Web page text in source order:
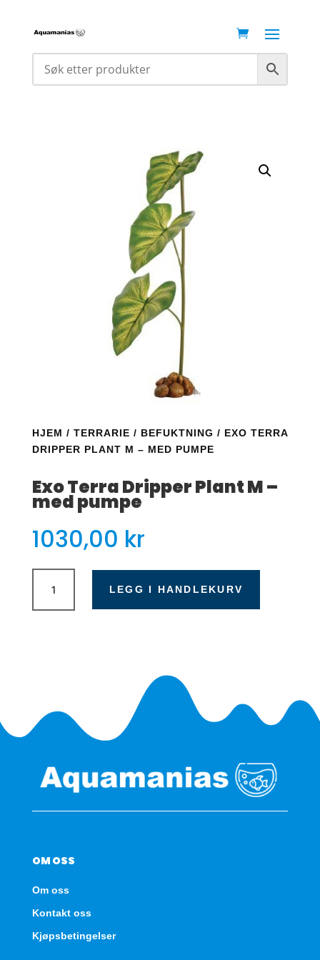
HJEM / TERRARIE / BEFUKTNING / EXO TERRA
DRIPPER PLANT M – MED PUMPE
Exo Terra Dripper Plant M –
med pumpe
1030,00 kr
Exo
Terra
Dripper
antall
LEGG I HANDLEKURV
OM OSS
Om oss
Kontakt oss
Kjøpsbetingelser